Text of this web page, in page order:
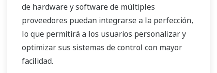
de hardware y software de múltiples
proveedores puedan integrarse a la perfección,
lo que permitirá a los usuarios personalizar y
optimizar sus sistemas de control con mayor
facilidad.